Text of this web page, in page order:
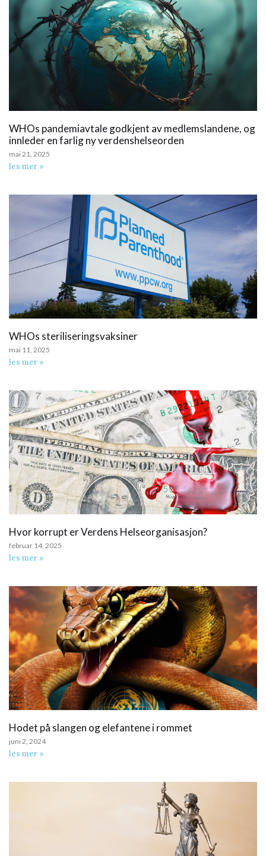
WHOs pandemiavtale godkjent av medlemslandene, og
innleder en farlig ny verdenshelseorden
mai 21, 2025
les mer »
WHOs steriliseringsvaksiner
mai 11, 2025
les mer »
Hvor korrupt er Verdens Helseorganisasjon?
februar 14, 2025
les mer »
Hodet på slangen og elefantene i rommet
juni 2, 2024
les mer »